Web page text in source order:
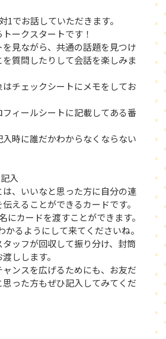
1でお話していただきます。
ークスタートです！
見ながら、共通の話題を見つけ
質問したりして会話を楽しみま
チェックシートにメモをしてお
ィールシートに記載してある番
入時に誰だかわからなくならない
入
は、いいなと思った方に自分の連
えることができるカードです。
にカードを渡すことができます。
かるようにして来てくださいね。
ッフが回収して振り分け、封筒
しします。
ンスを広げるためにも、お友だ
った方もぜひ記入してみてくだ